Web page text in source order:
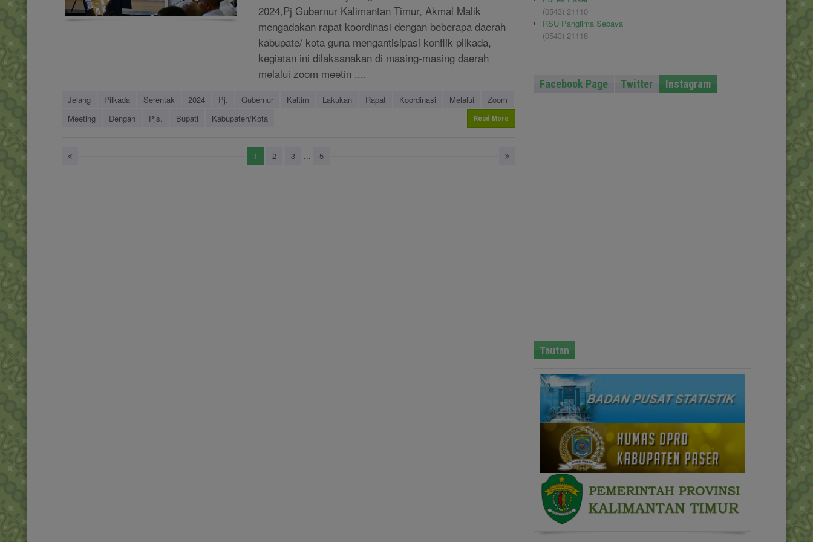
2024,Pj Gubernur Kalimantan Timur, Akmal Malik
mengadakan rapat koordinasi dengan beberapa daerah
kabupate/ kota guna mengantisipasi konflik pilkada,
kegiatan ini dilaksanakan di masing-masing daerah
melalui zoom meetin ....
Jelang Pilkada Serentak 2024 Pj. Gubernur Kaltim Lakukan Rapat Koordinasi Melalui
Zoom
Meeting
Dengan Pjs. Bupati Kabupaten/Kota Read More
1 2 3 ... 5
(0543) 21110
RSU Panglima Sebaya
(0543) 21118
Facebook Page Twitter Instagram
Tautan